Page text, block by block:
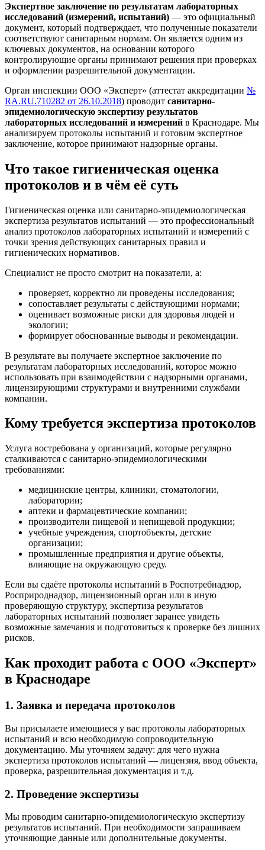
Экспертное заключение по результатам лабораторных
исследований (измерений, испытаний) — это официальный
документ, который подтверждает, что полученные показатели
соответствуют санитарным нормам. Он является одним из
ключевых документов, на основании которого
контролирующие органы принимают решения при проверках
и оформлении разрешительной документации.
Орган инспекции ООО «Эксперт» (аттестат аккредитации №
RA.RU.710282 от 26.10.2018) проводит санитарно-
эпидемиологическую экспертизу результатов
лабораторных исследований и измерений в Краснодаре. Мы
анализируем протоколы испытаний и готовим экспертное
заключение, которое принимают надзорные органы.
Что такое гигиеническая оценка
протоколов и в чём её суть
Гигиеническая оценка или санитарно-эпидемиологическая
экспертиза результатов испытаний — это профессиональный
анализ протоколов лабораторных испытаний и измерений с
точки зрения действующих санитарных правил и
гигиенических нормативов.
Специалист не просто смотрит на показатели, а:
проверяет, корректно ли проведены исследования;
сопоставляет результаты с действующими нормами;
оценивает возможные риски для здоровья людей и
экологии;
формирует обоснованные выводы и рекомендации.
В результате вы получаете экспертное заключение по
результатам лабораторных исследований, которое можно
использовать при взаимодействии с надзорными органами,
лицензирующими структурами и внутренними службами
компании.
Кому требуется экспертиза протоколов
Услуга востребована у организаций, которые регулярно
сталкиваются с санитарно-эпидемиологическими
требованиями:
медицинские центры, клиники, стоматологии,
лаборатории;
аптеки и фармацевтические компании;
производители пищевой и непищевой продукции;
учебные учреждения, спортобъекты, детские
организации;
промышленные предприятия и другие объекты,
влияющие на окружающую среду.
Если вы сдаёте протоколы испытаний в Роспотребнадзор,
Росприроднадзор, лицензионный орган или в иную
проверяющую структуру, экспертиза результатов
лабораторных испытаний позволяет заранее увидеть
возможные замечания и подготовиться к проверке без лишних
рисков.
Как проходит работа с ООО «Эксперт»
в Краснодаре
1. Заявка и передача протоколов
Вы присылаете имеющиеся у вас протоколы лабораторных
испытаний и всю необходимую сопроводительную
документацию. Мы уточняем задачу: для чего нужна
экспертиза протоколов испытаний — лицензия, ввод объекта,
проверка, разрешительная документация и т.д.
2. Проведение экспертизы
Мы проводим санитарно-эпидемиологическую экспертизу
результатов испытаний. При необходимости запрашиваем
уточняющие данные или дополнительные документы.